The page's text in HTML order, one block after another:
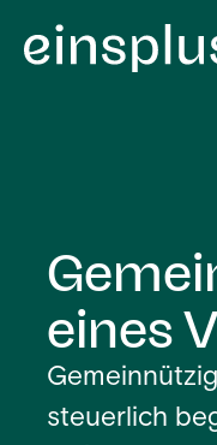
eines
steuerlich